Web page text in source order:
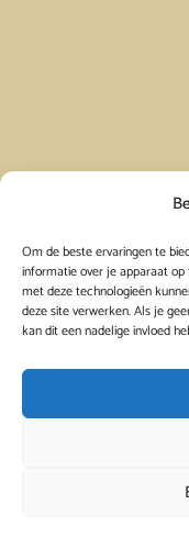
Om de beste ervaringen te
informatie over je apparaat
met deze technologieën
deze site verwerken. Als je
kan dit een nadelige invloed
Vakantiehuis in
Vakantiehuis in